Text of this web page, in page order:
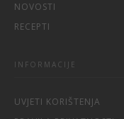
NOVOSTI
RECEPTI
INFORMACIJE
UVJETI KORIŠTENJA